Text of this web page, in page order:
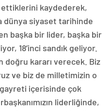
ettiklerini kaydederek,
dünya siyaset tarihinde
başka bir lider, başka bir
18’inci sandık geliyor.
doğru kararı verecek. Biz
ve biz de milletimizin o
içerisinde çok
liderliğinde,